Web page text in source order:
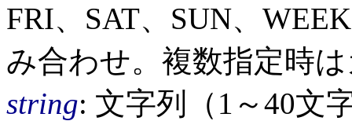
FRI、SAT、SUN、
み合わせ。複数指定時
string: 文字列（1～40文